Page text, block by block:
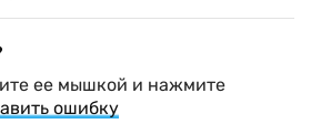
ее мышкой и нажмите
ошибку